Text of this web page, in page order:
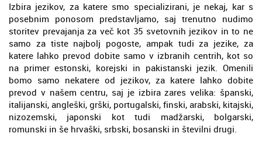
Izbira jezikov, za katere smo specializirani, je nekaj, kar s
posebnim ponosom predstavljamo, saj trenutno nudimo
storitev prevajanja za več kot 35 svetovnih jezikov in to ne
samo za tiste najbolj pogoste, ampak tudi za jezike, za
katere lahko prevod dobite samo v izbranih centrih, kot so
na primer estonski, korejski in pakistanski jezik. Omenili
bomo samo nekatere od jezikov, za katere lahko dobite
prevod v našem centru, saj je izbira zares velika: španski,
italijanski, angleški, grški, portugalski, finski, arabski, kitajski,
nizozemski, japonski kot tudi madžarski, bolgarski,
romunski in še hrvaški, srbski, bosanski in številni drugi.